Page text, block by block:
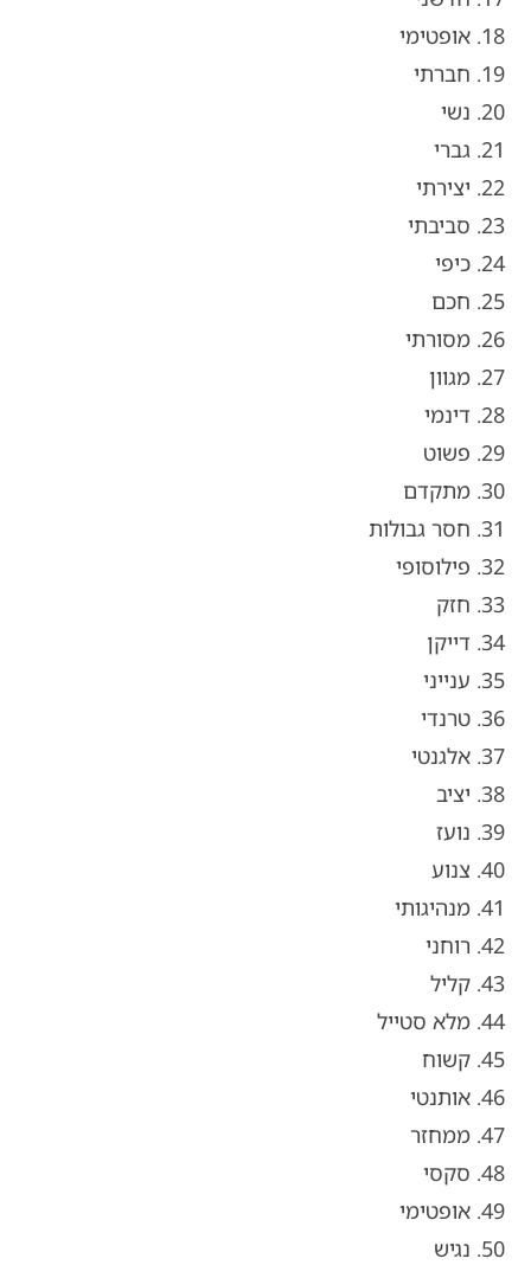
18. אופטימי
19. חברתי
20. נשי
21. גברי
22. יצירתי
23. סביבתי
24. כיפי
25. חכם
26. מסורתי
27. מגוון
28. דינמי
29. פשוט
30. מתקדם
31. חסר גבולות
32. פילוסופי
33. חזק
34. דייקן
35. ענייני
36. טרנדי
37. אלגנטי
38. יציב
39. נועז
40. צנוע
41. מנהיגותי
42. רוחני
43. קליל
44. מלא סטייל
45. קשוח
46. אותנטי
47. ממחזר
48. סקסי
49. אופטימי
50. נגיש